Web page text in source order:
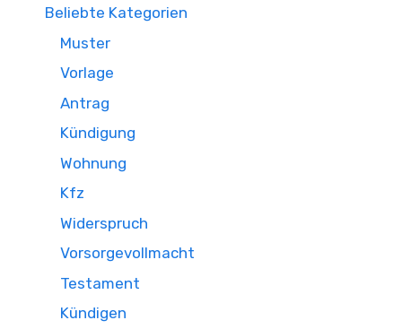
Beliebte Kategorien
Muster
Vorlage
Antrag
Kündigung
Wohnung
Kfz
Widerspruch
Vorsorgevollmacht
Testament
Kündigen